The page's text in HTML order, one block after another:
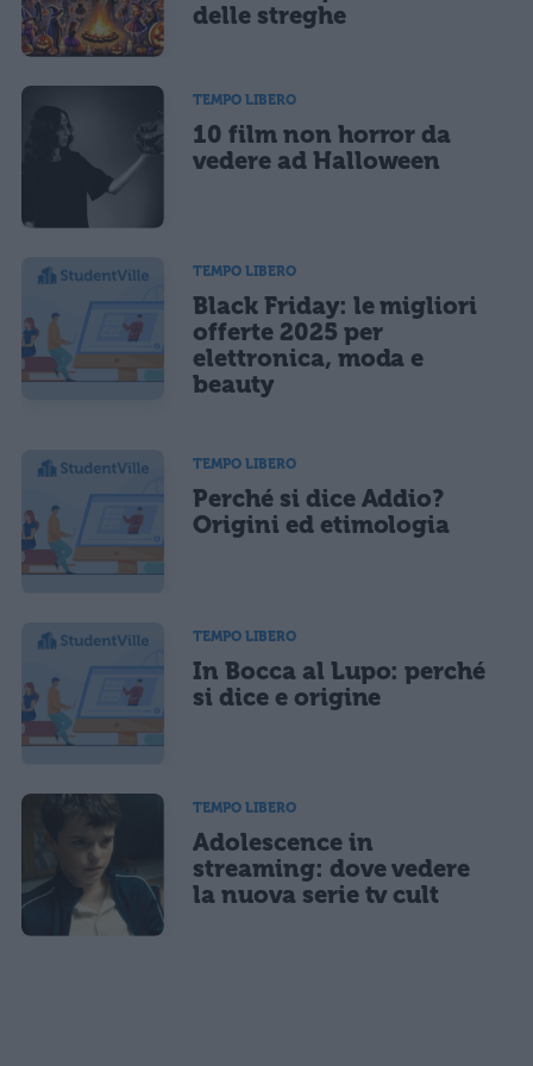
delle streghe
TEMPO LIBERO
10 film non horror da
vedere ad Halloween
TEMPO LIBERO
Black Friday: le migliori
offerte 2025 per
elettronica, moda e
beauty
TEMPO LIBERO
Perché si dice Addio?
Origini ed etimologia
TEMPO LIBERO
In Bocca al Lupo: perché
si dice e origine
TEMPO LIBERO
Adolescence in
streaming: dove vedere
la nuova serie tv cult